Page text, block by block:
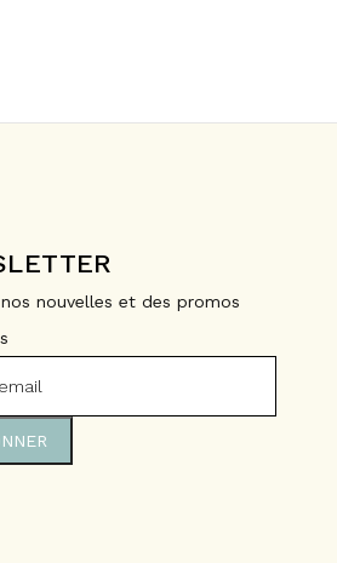
nos nouvelles et des promos